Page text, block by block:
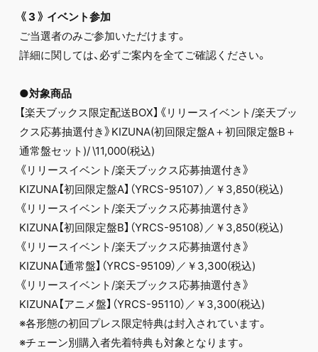
《3》 イベント参加
ご当選者のみご参加いただけます。
詳細に関しては、必ずご案内を全てご確認ください。
●対象商品
【楽天ブックス限定配送BOX】《リリースイベント/楽天ブッ
クス応募抽選付き》KIZUNA(初回限定盤A＋初回限定盤B＋
通常盤セット)/ \11,000(税込)
《リリースイベント/楽天ブックス応募抽選付き》
KIZUNA【初回限定盤A】（YRCS-95107）／￥3,850(税込)
《リリースイベント/楽天ブックス応募抽選付き》
KIZUNA【初回限定盤B】（YRCS-95108）／￥3,850(税込)
《リリースイベント/楽天ブックス応募抽選付き》
KIZUNA【通常盤】（YRCS-95109）／￥3,300(税込)
《リリースイベント/楽天ブックス応募抽選付き》
KIZUNA【アニメ盤】（YRCS-95110）／￥3,300(税込)
※各形態の初回プレス限定特典は封入されています。
※チェーン別購入者先着特典も対象となります。